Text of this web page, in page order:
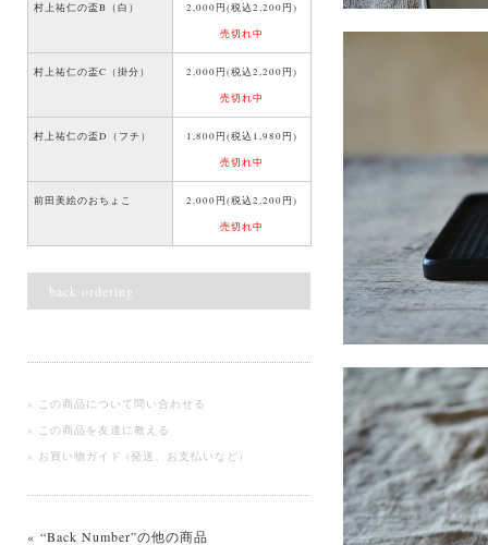
村上祐仁の盃B（白）
2,000円(税込2,200円)
売切れ中
村上祐仁の盃C（掛分）
2,000円(税込2,200円)
売切れ中
村上祐仁の盃D（フチ）
1,800円(税込1,980円)
売切れ中
前田美絵のおちょこ
2,000円(税込2,200円)
売切れ中
back ordering
» この商品について問い合わせる
» この商品を友達に教える
» お買い物ガイド (発送、お支払いなど)
« “Back Number”の他の商品